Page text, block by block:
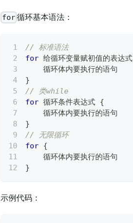
for循环基本语法：
// 标准语法
for 给循环变量赋初值的表达式
    循环体内要执行的语句
}
// 类while
for 循环条件表达式 {
    循环体内要执行的语句
}
// 无限循环
for {
    循环体内要执行的语句
}
示例代码：